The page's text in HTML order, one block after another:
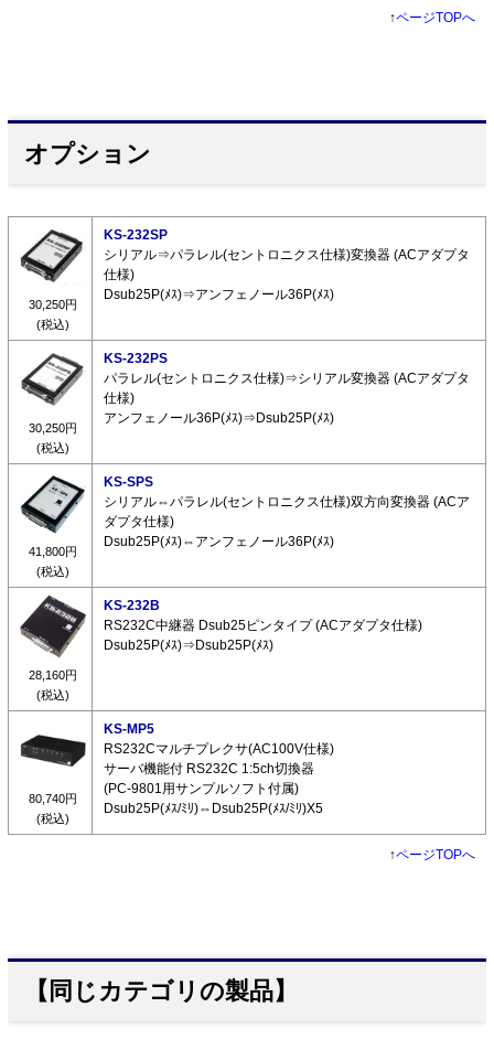
↑ページTOPへ
オプション
30,250円
(税込)
KS-232SP
シリアル⇒パラレル(セントロニクス仕様)変換器 (ACアダプタ
仕様)
Dsub25P(ﾒｽ)⇒アンフェノール36P(ﾒｽ)
30,250円
(税込)
KS-232PS
パラレル(セントロニクス仕様)⇒シリアル変換器 (ACアダプタ
仕様)
アンフェノール36P(ﾒｽ)⇒Dsub25P(ﾒｽ)
41,800円
(税込)
KS-SPS
シリアル⇔パラレル(セントロニクス仕様)双方向変換器 (ACア
ダプタ仕様)
Dsub25P(ﾒｽ)⇔アンフェノール36P(ﾒｽ)
28,160円
(税込)
KS-232B
RS232C中継器 Dsub25ピンタイプ (ACアダプタ仕様)
Dsub25P(ﾒｽ)⇒Dsub25P(ﾒｽ)
80,740円
(税込)
KS-MP5
RS232Cマルチプレクサ(AC100V仕様)
サーバ機能付 RS232C 1:5ch切換器
(PC-9801用サンプルソフト付属)
Dsub25P(ﾒｽ/ﾐﾘ)⇔Dsub25P(ﾒｽ/ﾐﾘ)X5
↑ページTOPへ
【同じカテゴリの製品】